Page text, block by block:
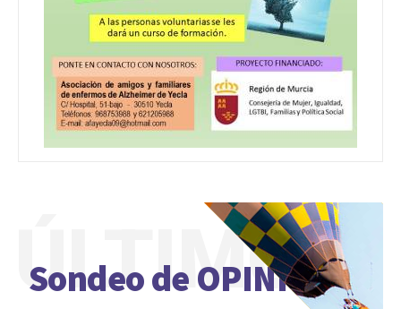
Sondeo de OPINIÓN
ÚLTIMO